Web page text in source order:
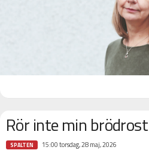
Rör inte min brödrost
SPALTEN 15:00 torsdag, 28 maj, 2026